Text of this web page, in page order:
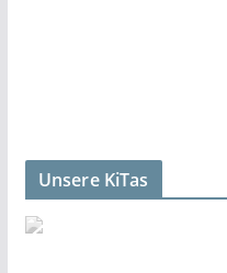
Unsere KiTas